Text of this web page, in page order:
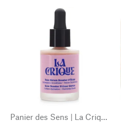
Panier des Sens | La Crique